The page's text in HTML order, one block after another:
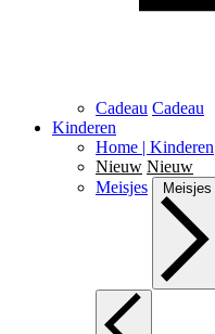
Cadeau Cadeau
Kinderen
Home | Kinderen
Nieuw Nieuw
Meisjes
Meisjes